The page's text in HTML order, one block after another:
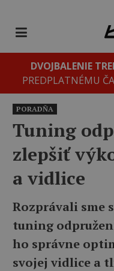
DVOJBALENIE
PREDPLATNÉMU
PORADŇA
Tuning
zlepšiť
a vidlice
Rozprávali sme
tuning
ho správne
svojej vidlice a